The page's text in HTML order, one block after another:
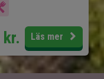
kr. Läs mer